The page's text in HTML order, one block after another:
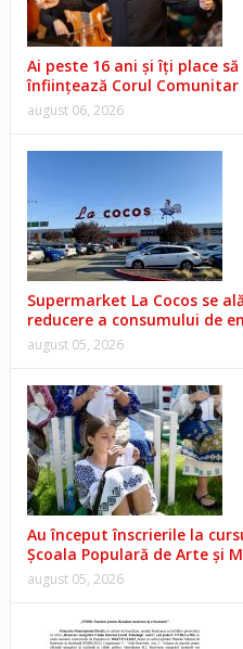
Ai peste 16 ani și îți place
înființează Corul Comunitar
august 06, 2026
Supermarket La Cocos se
reducere a consumului de
august 05, 2026
Au început înscrierile la
Școala Populară de Arte și
august 05, 2026